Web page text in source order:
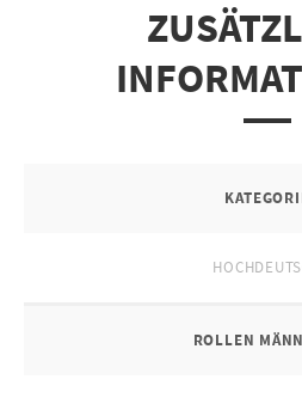
ROLLEN